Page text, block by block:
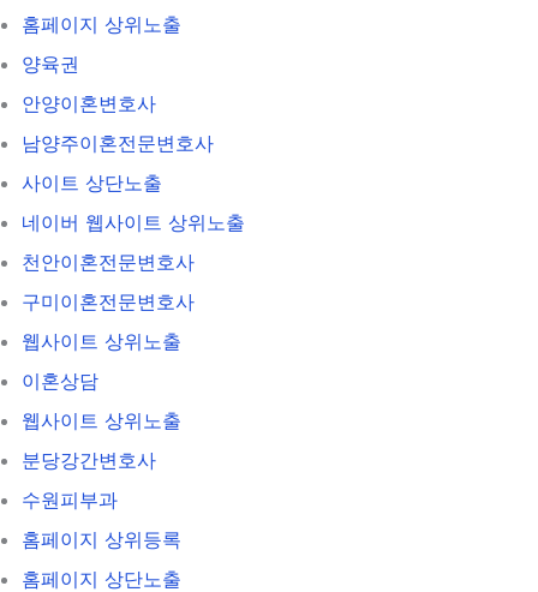
홈페이지 상위노출
양육권
안양이혼변호사
남양주이혼전문변호사
사이트 상단노출
네이버 웹사이트 상위노출
천안이혼전문변호사
구미이혼전문변호사
웹사이트 상위노출
이혼상담
웹사이트 상위노출
분당강간변호사
수원피부과
홈페이지 상위등록
홈페이지 상단노출